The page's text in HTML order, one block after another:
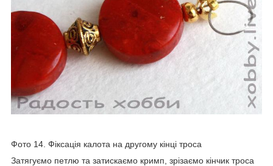
Фото 14. Фіксація калота на другому кінці троса
Затягуємо петлю та затискаємо кримп, зрізаємо кінчик троса